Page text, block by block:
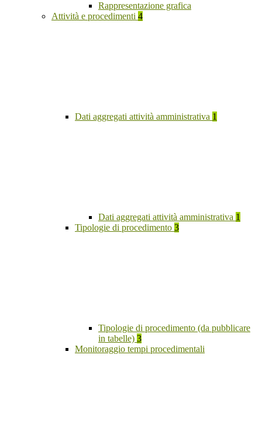
Rappresentazione grafica
Attività e procedimenti 4
Dati aggregati attività amministrativa 1
Dati aggregati attività amministrativa 1
Tipologie di procedimento 3
Tipologie di procedimento (da pubblicare
in tabelle) 3
Monitoraggio tempi procedimentali